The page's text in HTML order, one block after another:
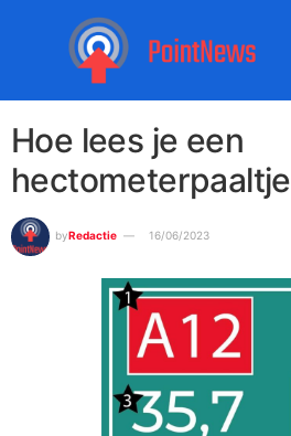
Hoe lees je een
hectometerpaaltje
byRedactie 16/06/2023